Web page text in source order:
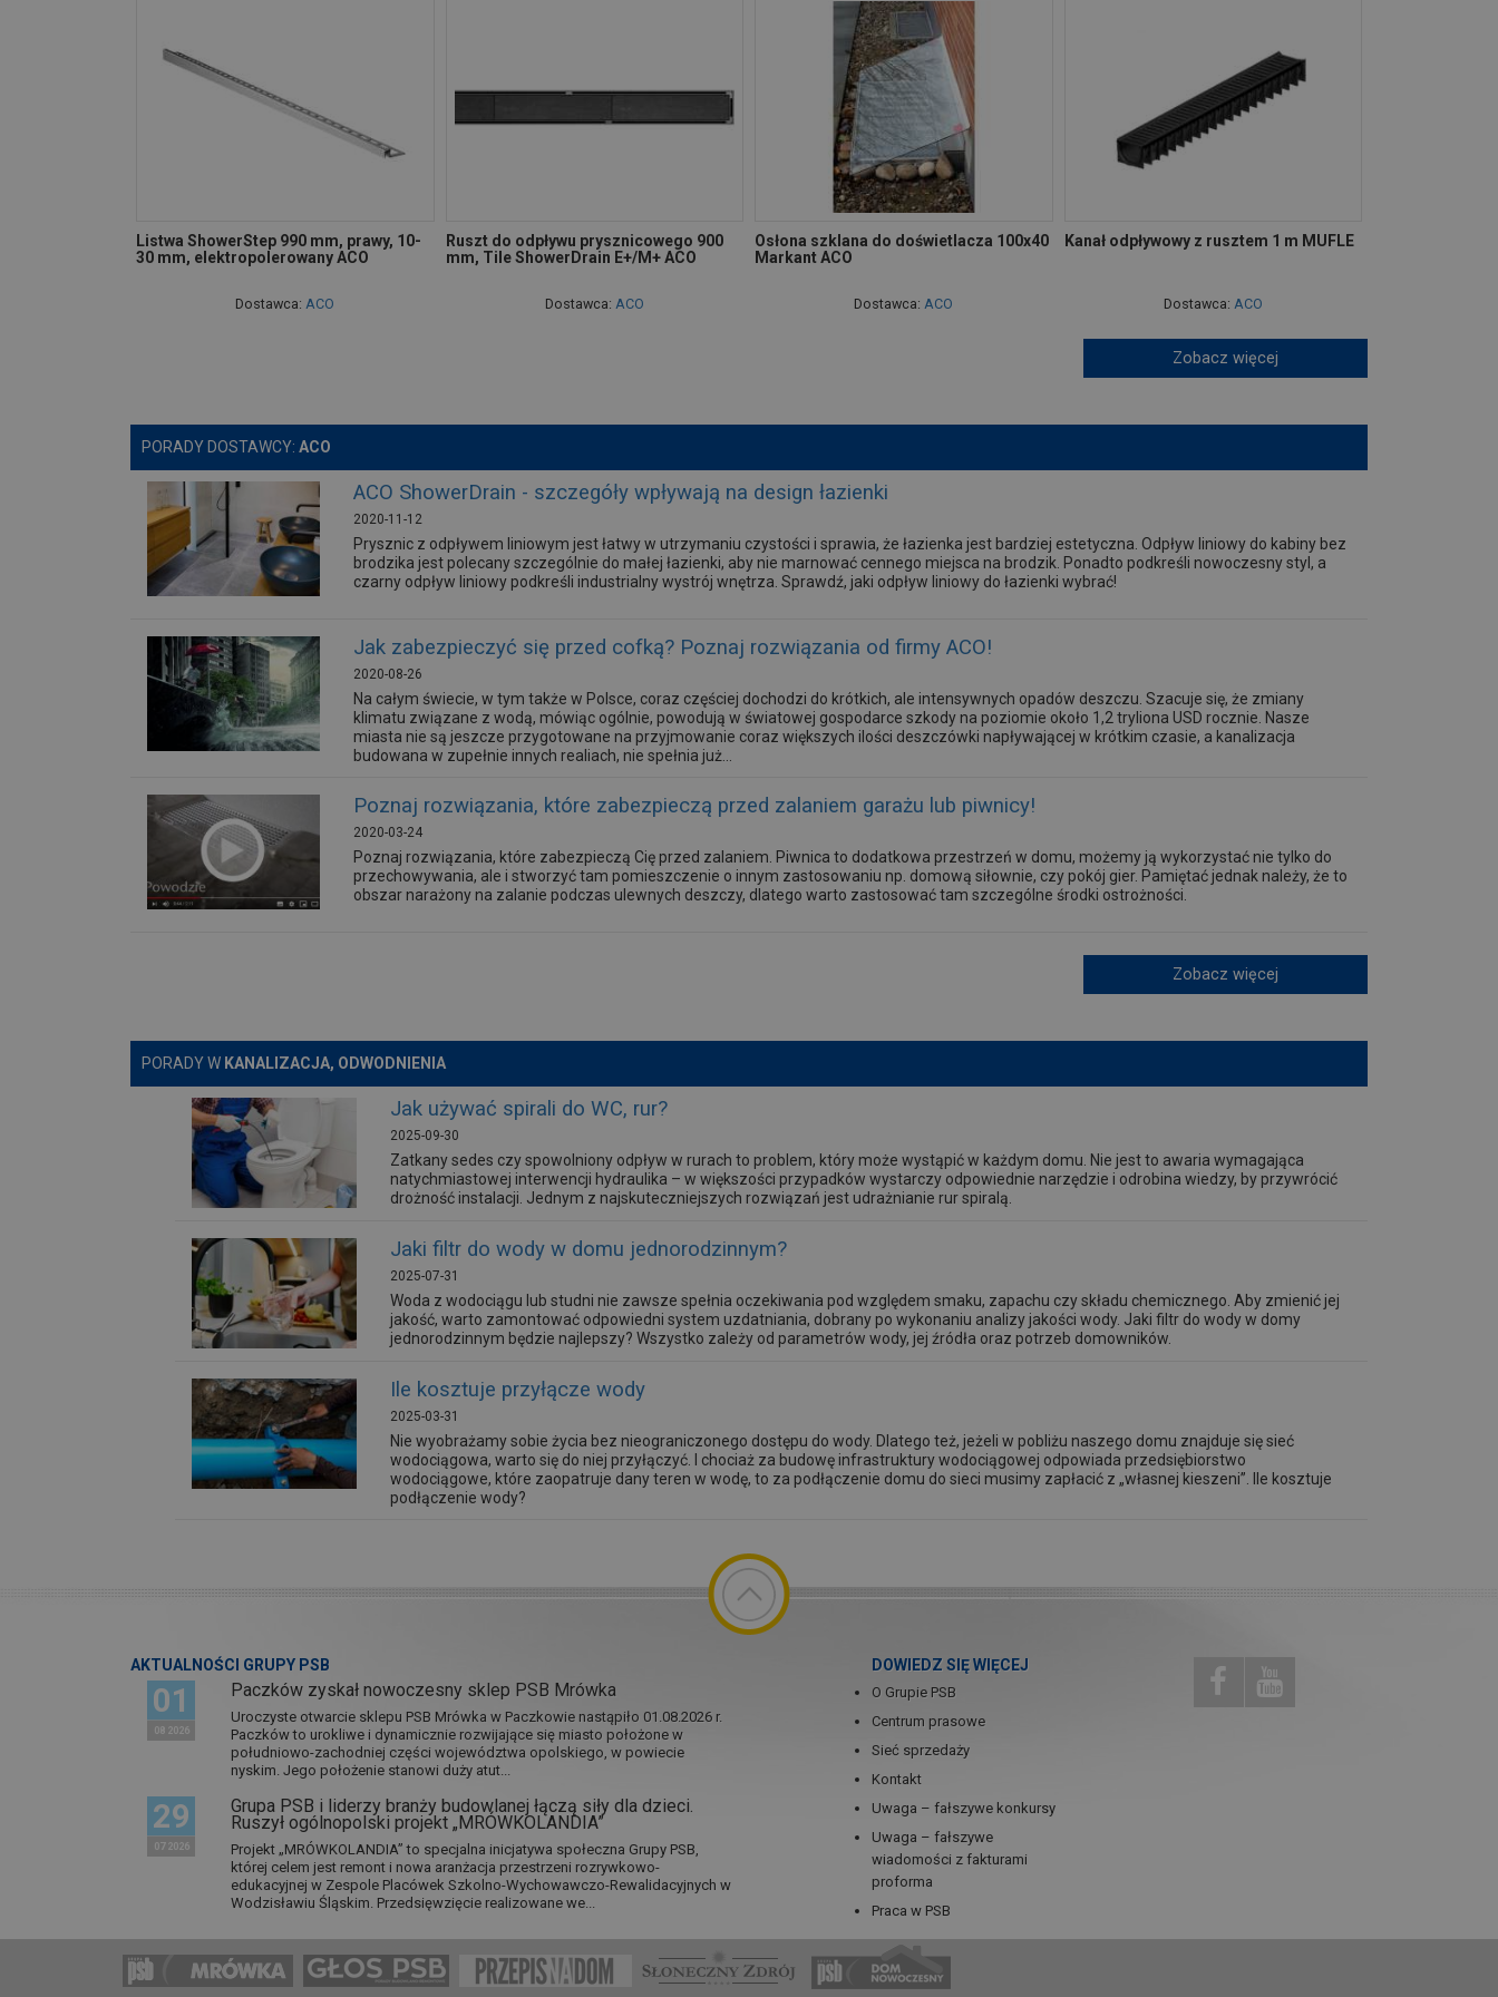
Listwa ShowerStep 990 mm, prawy, 10-
30 mm, elektropolerowany ACO
Dostawca:ACO
Ruszt do odpływu prysznicowego 900
mm, Tile ShowerDrain E+/M+ ACO
Dostawca: ACO
Osłona szklana do doświetlacza 100x40
Markant ACO
Dostawca:ACO
Kanał odpływowy z rusztem 1 m MUFLE
Dostawca: ACO
Zobacz więcej
PORADY DOSTAWCY: ACO
ACO ShowerDrain - szczegóły wpływają na design łazienki
2020-11-12
Prysznic z odpływem liniowym jest łatwy w utrzymaniu czystości i sprawia, że łazienka jest bardziej estetyczna. Odpływ liniowy do kabiny bez
brodzika jest polecany szczególnie do małej łazienki, aby nie marnować cennego miejsca na brodzik. Ponadto podkreśli nowoczesny styl, a
czarny odpływ liniowy podkreśli industrialny wystrój wnętrza. Sprawdź, jaki odpływ liniowy do łazienki wybrać!
Jak zabezpieczyć się przed cofką? Poznaj rozwiązania od firmy ACO!
2020-08-26
Na całym świecie, w tym także w Polsce, coraz częściej dochodzi do krótkich, ale intensywnych opadów deszczu. Szacuje się, że zmiany
klimatu związane z wodą, mówiąc ogólnie, powodują w światowej gospodarce szkody na poziomie około 1,2 tryliona USD rocznie. Nasze
miasta nie są jeszcze przygotowane na przyjmowanie coraz większych ilości deszczówki napływającej w krótkim czasie, a kanalizacja
budowana w zupełnie innych realiach, nie spełnia już...
Poznaj rozwiązania, które zabezpieczą przed zalaniem garażu lub piwnicy!
2020-03-24
Poznaj rozwiązania, które zabezpieczą Cię przed zalaniem. Piwnica to dodatkowa przestrzeń w domu, możemy ją wykorzystać nie tylko do
przechowywania, ale i stworzyć tam pomieszczenie o innym zastosowaniu np. domową siłownie, czy pokój gier. Pamiętać jednak należy, że to
obszar narażony na zalanie podczas ulewnych deszczy, dlatego warto zastosować tam szczególne środki ostrożności.
Zobacz więcej
PORADY W KANALIZACJA, ODWODNIENIA
Jak używać spirali do WC, rur?
2025-09-30
Zatkany sedes czy spowolniony odpływ w rurach to problem, który może wystąpić w każdym domu. Nie jest to awaria wymagająca
natychmiastowej interwencji hydraulika – w większości przypadków wystarczy odpowiednie narzędzie i odrobina wiedzy, by przywrócić
drożność instalacji. Jednym z najskuteczniejszych rozwiązań jest udrażnianie rur spiralą.
Jaki filtr do wody w domu jednorodzinnym?
2025-07-31
Woda z wodociągu lub studni nie zawsze spełnia oczekiwania pod względem smaku, zapachu czy składu chemicznego. Aby zmienić jej
jakość, warto zamontować odpowiedni system uzdatniania, dobrany po wykonaniu analizy jakości wody. Jaki filtr do wody w domy
jednorodzinnym będzie najlepszy? Wszystko zależy od parametrów wody, jej źródła oraz potrzeb domowników.
Ile kosztuje przyłącze wody
2025-03-31
Nie wyobrażamy sobie życia bez nieograniczonego dostępu do wody. Dlatego też, jeżeli w pobliżu naszego domu znajduje się sieć
wodociągowa, warto się do niej przyłączyć. I chociaż za budowę infrastruktury wodociągowej odpowiada przedsiębiorstwo
wodociągowe, które zaopatruje dany teren w wodę, to za podłączenie domu do sieci musimy zapłacić z „własnej kieszeni”. Ile kosztuje
podłączenie wody?
AKTUALNOŚCI GRUPY PSB
01
08 2026
Paczków zyskał nowoczesny sklep PSB Mrówka
Uroczyste otwarcie sklepu PSB Mrówka w Paczkowie nastąpiło 01.08.2026 r.
Paczków to urokliwe i dynamicznie rozwijające się miasto położone w
południowo-zachodniej części województwa opolskiego, w powiecie
nyskim. Jego położenie stanowi duży atut...
29
07 2026
Grupa PSB i liderzy branży budowlanej łączą siły dla dzieci.
Ruszył ogólnopolski projekt „MRÓWKOLANDIA”
Projekt „MRÓWKOLANDIA” to specjalna inicjatywa społeczna Grupy PSB,
której celem jest remont i nowa aranżacja przestrzeni rozrywkowo-
edukacyjnej w Zespole Placówek Szkolno-Wychowawczo-Rewalidacyjnych w
Wodzisławiu Śląskim. Przedsięwzięcie realizowane we...
DOWIEDZ SIĘ WIĘCEJ
O Grupie PSB
Centrum prasowe
Sieć sprzedaży
Kontakt
Uwaga – fałszywe konkursy
Uwaga – fałszywe
wiadomości z fakturami
proforma
Praca w PSB